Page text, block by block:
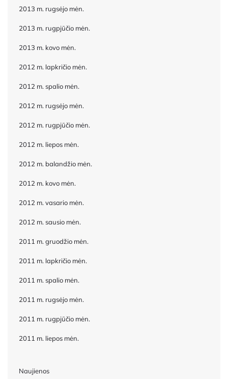
2013 m. rugsėjo mėn.
2013 m. rugpjūčio mėn.
2013 m. kovo mėn.
2012 m. lapkričio mėn.
2012 m. spalio mėn.
2012 m. rugsėjo mėn.
2012 m. rugpjūčio mėn.
2012 m. liepos mėn.
2012 m. balandžio mėn.
2012 m. kovo mėn.
2012 m. vasario mėn.
2012 m. sausio mėn.
2011 m. gruodžio mėn.
2011 m. lapkričio mėn.
2011 m. spalio mėn.
2011 m. rugsėjo mėn.
2011 m. rugpjūčio mėn.
2011 m. liepos mėn.
Naujienos